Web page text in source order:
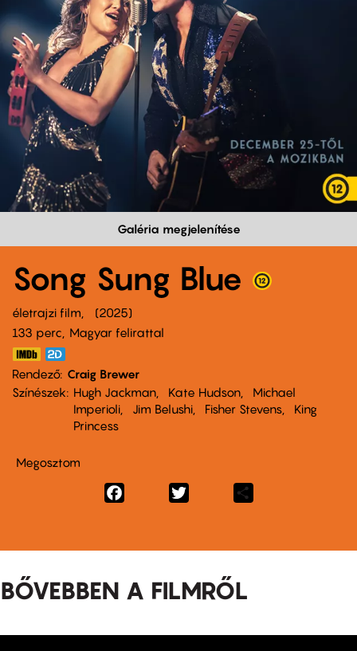
Galéria megjelenítése
Song Sung Blue
életrajzi film
2025
133 perc,
Magyar felirattal
Rendező Craig Brewer
Színészek
Hugh Jackman Kate Hudson
Michael
Imperioli
Jim Belushi Fisher Stevens
King
Princess
Megosztom
Facebook
BŐVEBBEN A FILMRŐL